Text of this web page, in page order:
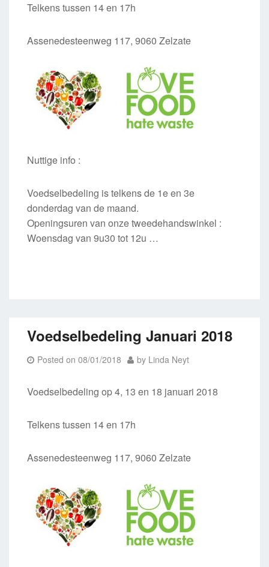
Telkens tussen 14 en 17h
Assenedesteenweg 117, 9060 Zelzate
Nuttige info :
Voedselbedeling is telkens de 1e en 3e
donderdag van de maand.
Openingsuren van onze tweedehandswinkel :
Woensdag van 9u30 tot 12u …
Voedselbedeling Januari 2018
Posted on 08/01/2018 by Linda Neyt
Voedselbedeling op 4, 13 en 18 januari 2018
Telkens tussen 14 en 17h
Assenedesteenweg 117, 9060 Zelzate